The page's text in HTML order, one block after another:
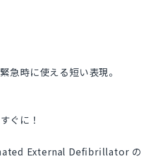
急時に使える短い表現。
ぐに！
External Defibrillator の